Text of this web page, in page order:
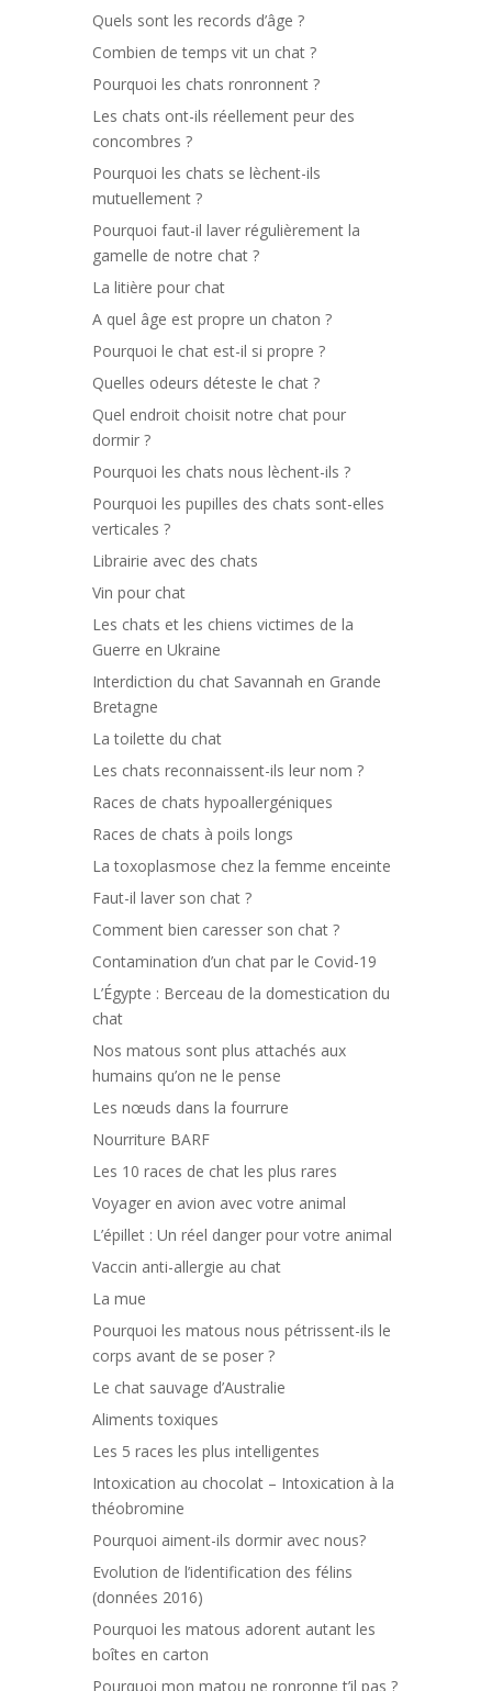
Quels sont les records d’âge ?
Combien de temps vit un chat ?
Pourquoi les chats ronronnent ?
Les chats ont-ils réellement peur des
concombres ?
Pourquoi les chats se lèchent-ils
mutuellement ?
Pourquoi faut-il laver régulièrement la
gamelle de notre chat ?
La litière pour chat
A quel âge est propre un chaton ?
Pourquoi le chat est-il si propre ?
Quelles odeurs déteste le chat ?
Quel endroit choisit notre chat pour
dormir ?
Pourquoi les chats nous lèchent-ils ?
Pourquoi les pupilles des chats sont-elles
verticales ?
Librairie avec des chats
Vin pour chat
Les chats et les chiens victimes de la
Guerre en Ukraine
Interdiction du chat Savannah en Grande
Bretagne
La toilette du chat
Les chats reconnaissent-ils leur nom ?
Races de chats hypoallergéniques
Races de chats à poils longs
La toxoplasmose chez la femme enceinte
Faut-il laver son chat ?
Comment bien caresser son chat ?
Contamination d’un chat par le Covid-19
L’Égypte : Berceau de la domestication du
chat
Nos matous sont plus attachés aux
humains qu’on ne le pense
Les nœuds dans la fourrure
Nourriture BARF
Les 10 races de chat les plus rares
Voyager en avion avec votre animal
L’épillet : Un réel danger pour votre animal
Vaccin anti-allergie au chat
La mue
Pourquoi les matous nous pétrissent-ils le
corps avant de se poser ?
Le chat sauvage d’Australie
Aliments toxiques
Les 5 races les plus intelligentes
Intoxication au chocolat – Intoxication à la
théobromine
Pourquoi aiment-ils dormir avec nous?
Evolution de l’identification des félins
(données 2016)
Pourquoi les matous adorent autant les
boîtes en carton
Pourquoi mon matou ne ronronne t’il pas ?